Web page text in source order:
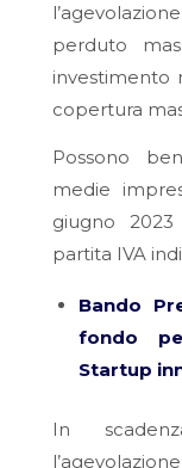
perduto
investimento
copertura
Possono
medie
giugno
partita IVA
Bando
fondo
Startup
In